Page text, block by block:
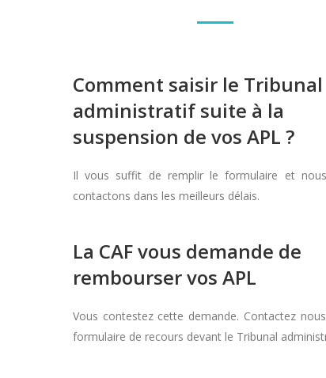
Comment saisir le Tribunal
administratif suite à la
suspension de vos APL ?
Il vous suffit de remplir le formulaire et
contactons dans les meilleurs délais.
La CAF vous demande de
rembourser vos APL
Vous contestez cette demande. Contactez
formulaire de recours devant le Tribunal